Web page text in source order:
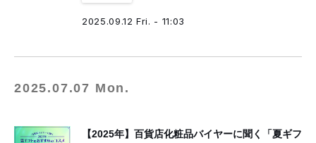
2025.09.12 Fri. - 11:03
2025.07.07 Mon.
【2025年】百貨店化粧品バイヤーに聞く「夏ギフ